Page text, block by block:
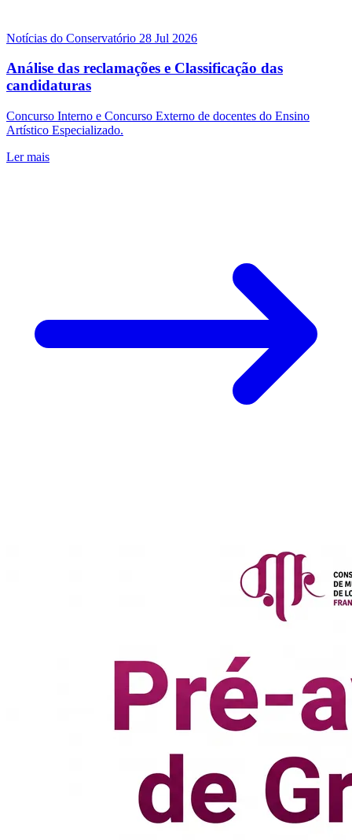
Notícias do Conservatório 28 Jul 2026
Análise das reclamações e Classificação das
candidaturas
Concurso Interno e Concurso Externo de docentes do Ensino
Artístico Especializado.
Ler mais